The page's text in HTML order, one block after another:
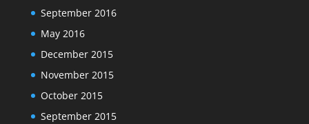
September 2016
May 2016
December 2015
November 2015
October 2015
September 2015